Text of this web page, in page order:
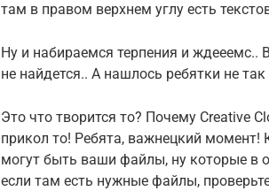
там в правом верхнем углу есть
Ну и набираемся терпения и ждееемс..
не найдется.. А нашлось ребятки не
Это что творится то? Почему Creative
прикол то! Ребята, важнецкий момент!
могут быть ваши файлы, ну которые в
если там есть нужные файлы,